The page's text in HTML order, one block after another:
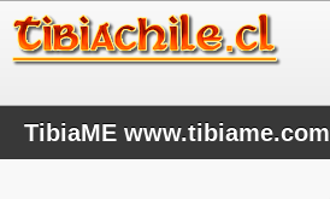
TibiaME www.tibiame.com